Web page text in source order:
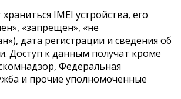
IMEI устройства, его
«запрещен», «не
дата регистрации и сведения об
Доступ к данным получат кроме
Федеральная
и прочие уполномоченные